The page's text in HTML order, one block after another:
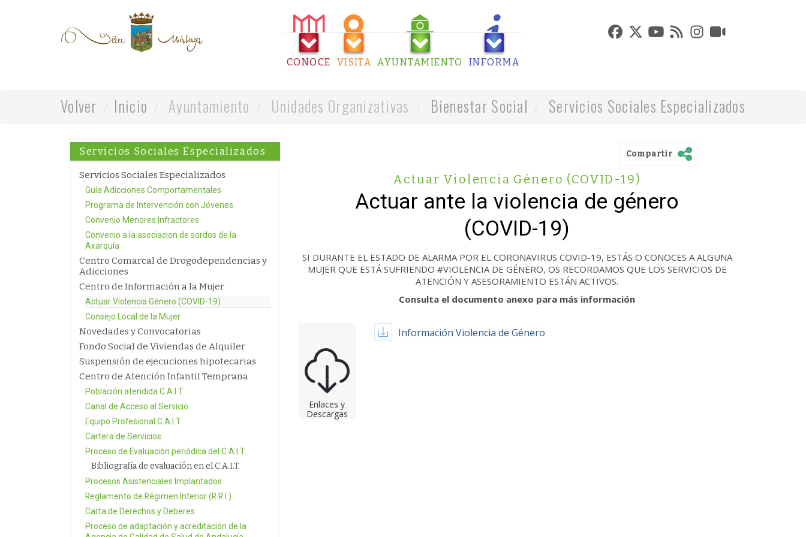
CONOCE VISITA AYUNTAMIENTO INFORMA
Volver Inicio Ayuntamiento Unidades Organizativas Bienestar Social Servicios Sociales Especializados
Servicios Sociales Especializados
Servicios Sociales Especializados
Guía Adicciones Comportamentales
Programa de Intervención con Jóvenes
Convenio Menores Infractores
Convenio a la asociacion de sordos de la
Axarquía
Centro Comarcal de Drogodependencias y
Adicciones
Centro de Información a la Mujer
Actuar Violencia Género (COVID-19)
Consejo Local de la Mujer
Novedades y Convocatorias
Fondo Social de Viviendas de Alquiler
Suspensión de ejecuciones hipotecarias
Centro de Atención Infantil Temprana
Población atendida C.A.I.T.
Canal de Acceso al Servicio
Equipo Profesional C.A.I.T.
Cartera de Servicios
Proceso de Evaluación periódica del C.A.I.T.
Bibliografía de evaluación en el C.A.I.T.
Procesos Asistenciales Implantados
Reglamento de Régimen Interior (R.R.I.)
Carta de Derechos y Deberes
Proceso de adaptación y acreditación de la
Compartir
Actuar Violencia Género (COVID-19)
Actuar ante la violencia de género
(COVID-19)
SI DURANTE EL ESTADO DE ALARMA POR EL CORONAVIRUS COVID-19, ESTÁS O CONOCES A ALGUNA
MUJER QUE ESTÁ SUFRIENDO #VIOLENCIA DE GÉNERO, OS RECORDAMOS QUE LOS SERVICIOS DE
ATENCIÓN Y ASESORAMIENTO ESTÁN ACTIVOS.
Consulta el documento anexo para más información
Enlaces y
Descargas
Información Violencia de Género